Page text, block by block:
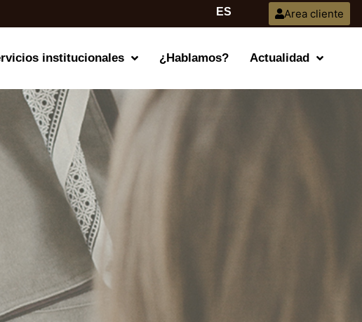
ES Area cliente
institucionales ¿Hablamos? Actualidad